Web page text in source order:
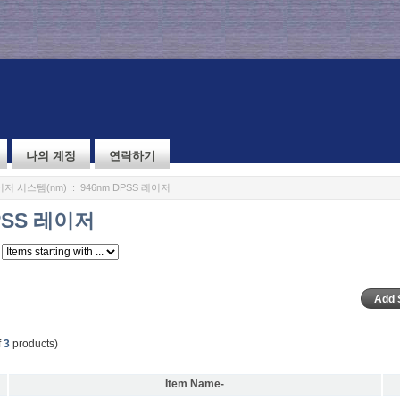
나의 계정 연락하기
저 시스템(nm) :: 946nm DPSS 레이저
레이저
3products)
Item Name-